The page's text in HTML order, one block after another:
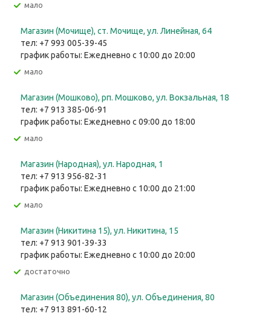
Мало
Магазин (Мочище), ст. Мочище, ул. Линейная, 64
тел: +7 993 005-39-45
график работы: Ежедневно с 10:00 до 20:00
Мало
Магазин (Мошково), рп. Мошково, ул. Вокзальная, 18
тел: +7 913 385-06-91
график работы: Ежедневно с 09:00 до 18:00
Мало
Магазин (Народная), ул. Народная, 1
тел: +7 913 956-82-31
график работы: Ежедневно с 10:00 до 21:00
Мало
Магазин (Никитина 15), ул. Никитина, 15
тел: +7 913 901-39-33
график работы: Ежедневно с 10:00 до 20:00
Достаточно
Магазин (Объединения 80), ул. Объединения, 80
тел: +7 913 891-60-12